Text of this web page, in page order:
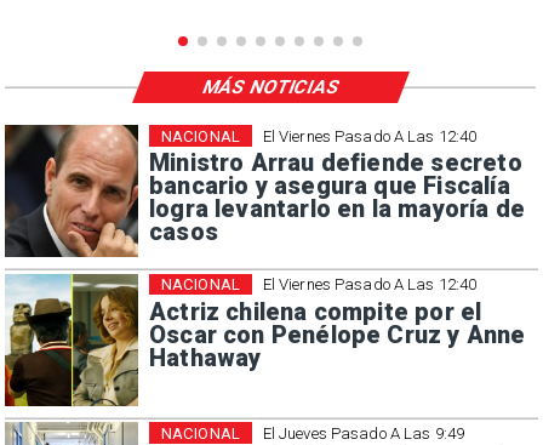
El Viernes Pasado A Las 12:40
Ministro Arrau defiende secreto
bancario y asegura que Fiscalía
logra levantarlo en la mayoría de
casos
NACIONAL
El Viernes Pasado A Las 12:40
Actriz chilena compite por el
Oscar con Penélope Cruz y Anne
Hathaway
NACIONAL
El Jueves Pasado A Las 9:49
NACIONAL
MÁS NOTICIAS